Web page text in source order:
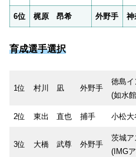
6位 梶原 昂希 外野手 神
育成選手選択
1位 村川 凪 外野手
徳島イ
(如水
2位 東出 直也 捕手 小松大
3位 大橋 武尊 外野手
茨城ア
(IMG